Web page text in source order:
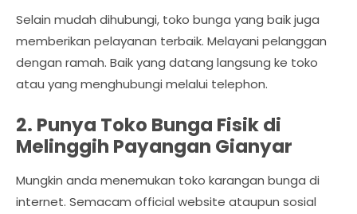
Selain mudah dihubungi, toko bunga yang baik juga
memberikan pelayanan terbaik. Melayani pelanggan
dengan ramah. Baik yang datang langsung ke toko
atau yang menghubungi melalui telephon.
2. Punya Toko Bunga Fisik di
Melinggih Payangan Gianyar
Mungkin anda menemukan toko karangan bunga di
internet. Semacam official website ataupun sosial